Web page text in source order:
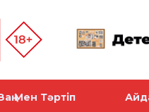
Мен Тәртіп